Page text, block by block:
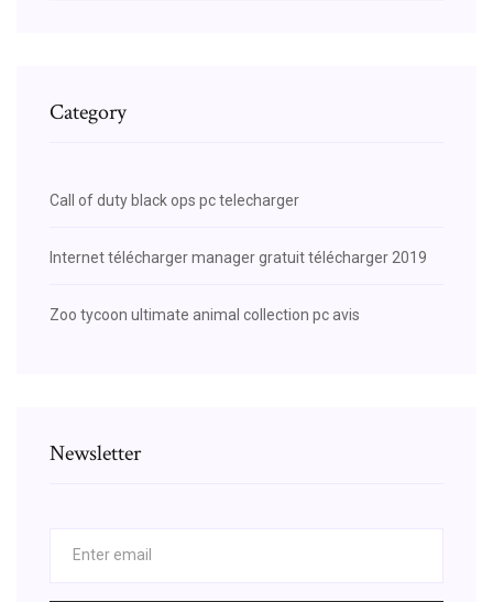
Category
Call of duty black ops pc telecharger
Internet télécharger manager gratuit télécharger 2019
Zoo tycoon ultimate animal collection pc avis
Newsletter